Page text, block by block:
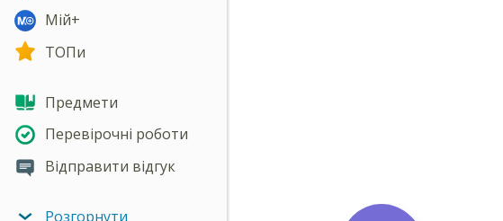
Мій+
ТОПи
Предмети
Перевірочні роботи
Відправити відгук
Розгорнути